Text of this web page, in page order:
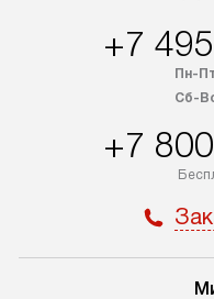
+7
Пн-
Сб-
+7